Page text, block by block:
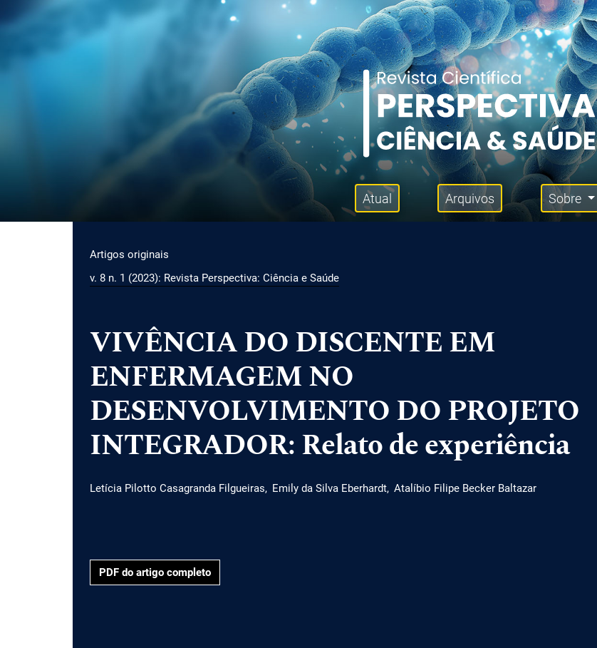
Ir para o menu de navegação principal
Ir para o conteúdo principal
Ir para o rodapé
Menu principal Atual Arquivos Sobre
Artigos originais
v. 8 n. 1 (2023): Revista Perspectiva: Ciência e Saúde
VIVÊNCIA DO DISCENTE EM
ENFERMAGEM NO
DESENVOLVIMENTO DO PROJETO
INTEGRADOR: Relato de experiência
Letícia Pilotto Casagranda Filgueiras Emily da Silva Eberhardt Atalíbio Filipe Becker Baltazar
PDF do artigo completo